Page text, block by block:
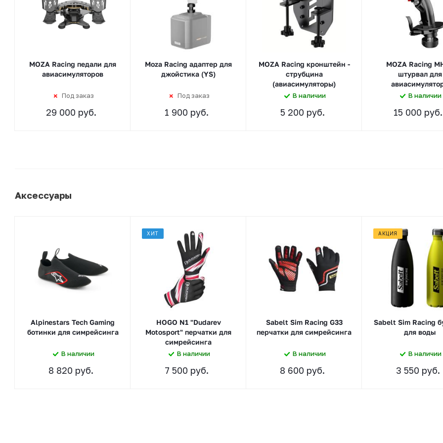
MOZA Racing педали для
авиасимуляторов
Под заказ
29 000 руб.
Moza Racing адаптер для
джойстика (YS)
Под заказ
1 900 руб.
MOZA Racing кронштейн -
струбцина
(авиасимуляторы)
В наличии
5 200 руб.
MOZA Racing
штурвал для
В наличии
15 000 руб.
Аксессуары
Alpinestars Tech Gaming
ботинки для симрейсинга
В наличии
8 820 руб.
ХИТ
HOGO N1 "Dudarev
Motosport" перчатки для
симрейсинга
В наличии
7 500 руб.
Sabelt Sim Racing G33
перчатки для симрейсинга
В наличии
8 600 руб.
АКЦИЯ
Sabelt Sim Racing
для воды
В наличии
3 550 руб.